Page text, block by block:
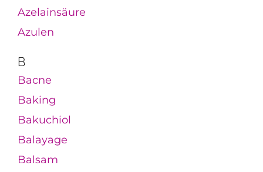
Azelainsäure
Azulen
B
Bacne
Baking
Bakuchiol
Balayage
Balsam